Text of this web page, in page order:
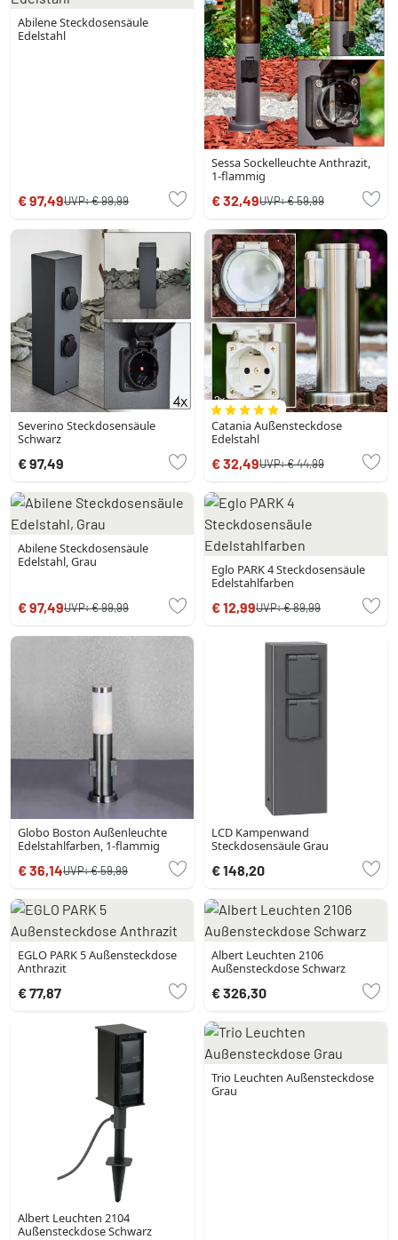
Abilene Steckdosensäule
Edelstahl
€ 97,49UVP:€ 99,99
Sessa Sockelleuchte Anthrazit,
1-flammig
€ 32,49UVP:€ 59,99
Severino Steckdosensäule
Schwarz
€ 97,49
Catania Außensteckdose
Edelstahl
€ 32,49UVP:€ 44,99
Abilene Steckdosensäule
Edelstahl, Grau
€ 97,49UVP:€ 99,99
Eglo PARK 4 Steckdosensäule
Edelstahlfarben
€ 12,99UVP:€ 89,99
Globo Boston Außenleuchte
Edelstahlfarben, 1-flammig
€ 36,14UVP:€ 59,99
LCD Kampenwand
Steckdosensäule Grau
€ 148,20
EGLO PARK 5 Außensteckdose
Anthrazit
€ 77,87
Albert Leuchten 2106
Außensteckdose Schwarz
€ 326,30
Albert Leuchten 2104
Außensteckdose Schwarz
Trio Leuchten Außensteckdose
Grau